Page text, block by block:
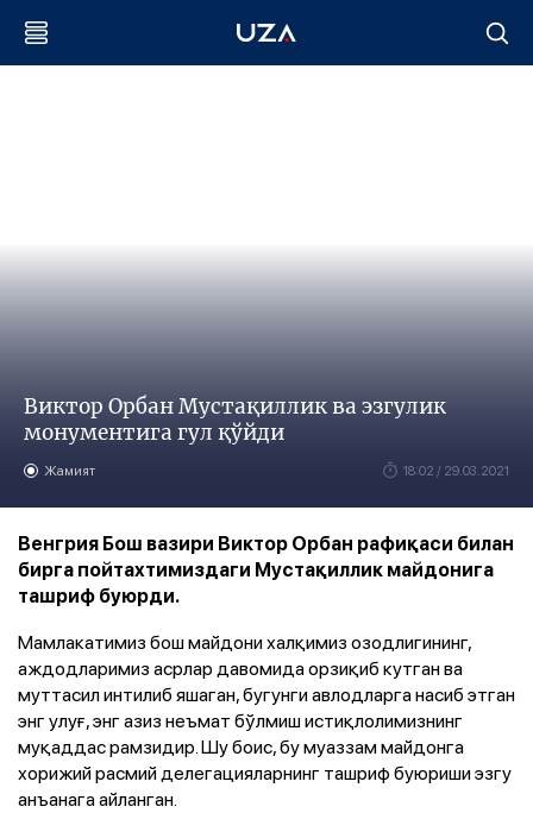
Виктор Орбан Мустақиллик ва эзгулик
монументига гул қўйди
Жамият 18:02 / 29.03.2021
Венгрия Бош вазири Виктор Орбан рафиқаси билан
бирга пойтахтимиздаги Мустақиллик майдонига
ташриф буюрди.
Мамлакатимиз бош майдони халқимиз озодлигининг,
аждодларимиз асрлар давомида орзиқиб кутган ва
муттасил интилиб яшаган, бугунги авлодларга насиб этган
энг улуғ, энг азиз неъмат бўлмиш истиқлолимизнинг
муқаддас рамзидир. Шу боис, бу муаззам майдонга
хорижий расмий делегацияларнинг ташриф буюриши эзгу
анъанага айланган.